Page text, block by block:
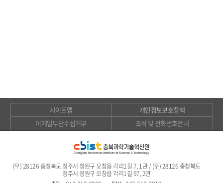
사이트맵
개인정보보호정책
이메일무단수집거부
조직 및 전화번호안내
(우) 28126 충청북도 청주시 청원구 오창읍 각리1길 7, 1관 / (우) 28126 충청북도
청주시 청원구 오창읍 각리1길 97, 2관